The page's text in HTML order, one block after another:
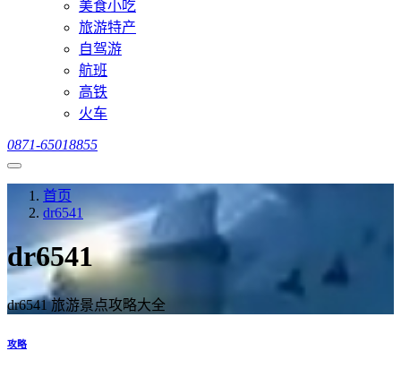
美食小吃
旅游特产
自驾游
航班
高铁
火车
0871-65018855
首页
dr6541
dr6541
dr6541 旅游景点攻略大全
攻略